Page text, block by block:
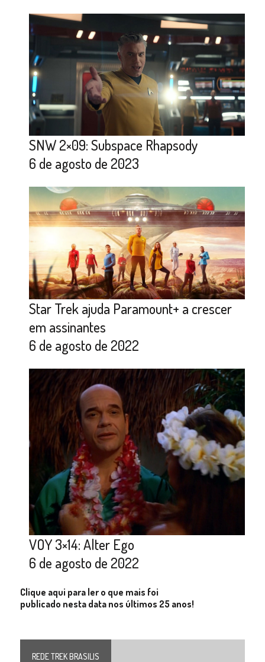
SNW 2×09: Subspace Rhapsody
6 de agosto de 2023
Star Trek ajuda Paramount+ a crescer
em assinantes
6 de agosto de 2022
VOY 3×14: Alter Ego
6 de agosto de 2022
Clique aqui para ler o que mais foi
publicado nesta data nos últimos 25 anos!
REDE TREK BRASILIS